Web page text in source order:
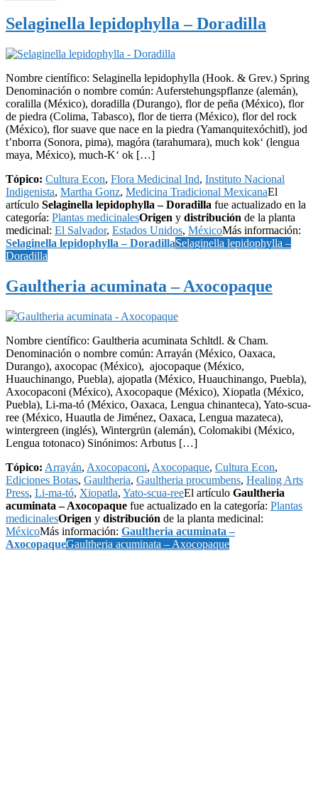
Selaginella lepidophylla – Doradilla
Nombre científico: Selaginella lepidophylla (Hook. & Grev.) Spring
Denominación o nombre común: Auferstehungspflanze (alemán),
coralilla (México), doradilla (Durango), flor de peña (México), flor
de piedra (Colima, Tabasco), flor de tierra (México), flor del rock
(México), flor suave que nace en la piedra (Yamanquitexóchitl), jod
t’nborra (Sonora, pima), magóra (tarahumara), much kok‘ (lengua
maya, México), much-K‘ ok […]
Tópico: Cultura Econ, Flora Medicinal Ind, Instituto Nacional
Indigenista, Martha Gonz, Medicina Tradicional MexicanaEl
artículo Selaginella lepidophylla – Doradilla fue actualizado en la
categoría: Plantas medicinalesOrigen y distribución de la planta
medicinal: El Salvador, Estados Unidos, MéxicoMás información:
Selaginella lepidophylla – DoradillaSelaginella lepidophylla –
Doradilla
Gaultheria acuminata – Axocopaque
Nombre científico: Gaultheria acuminata Schltdl. & Cham.
Denominación o nombre común: Arrayán (México, Oaxaca,
Durango), axocopac (México), ajocopaque (México,
Huauchinango, Puebla), ajopatla (México, Huauchinango, Puebla),
Axocopaconi (México), Axocopaque (México), Xiopatla (México,
Puebla), Li-ma-tó (México, Oaxaca, Lengua chinanteca), Yato-scua-
ree (México, Huautla de Jiménez, Oaxaca, Lengua mazateca),
wintergreen (inglés), Wintergrün (alemán), Colomakibi (México,
Lengua totonaco) Sinónimos: Arbutus […]
Tópico: Arrayán, Axocopaconi, Axocopaque, Cultura Econ,
Ediciones Botas, Gaultheria, Gaultheria procumbens, Healing Arts
Press, Li-ma-tó, Xiopatla, Yato-scua-reeEl artículo Gaultheria
acuminata – Axocopaque fue actualizado en la categoría: Plantas
medicinalesOrigen y distribución de la planta medicinal:
MéxicoMás información: Gaultheria acuminata –
AxocopaqueGaultheria acuminata – Axocopaque